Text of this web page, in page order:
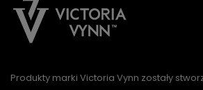
Produkty marki Victoria Vynn zostały